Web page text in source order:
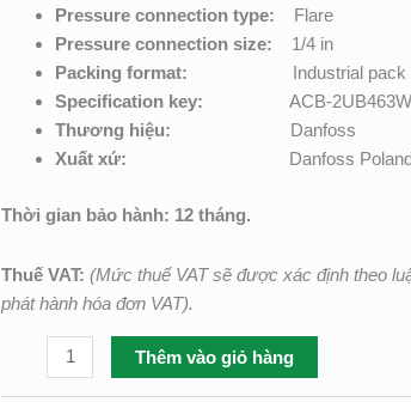
Pressure connection type:
Flare
Pressure connection size:
1/4 in
Packing format:
Industrial pack
Specification key: ACB-2UB463W
Thương hiệu: Danfoss
Xuất xứ: Danfoss
Thời gian bảo hành: 12 tháng.
Thuế VAT: (Mức thuế VAT sẽ được xác định theo
phát hành hóa đơn VAT).
Thêm vào giỏ hàng